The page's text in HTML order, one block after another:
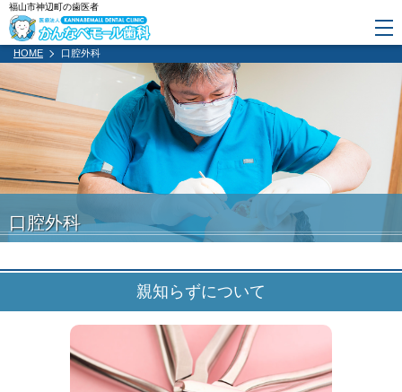
福山市神辺町の歯医者
HOME 口腔外科
口腔外科
親知らずについて